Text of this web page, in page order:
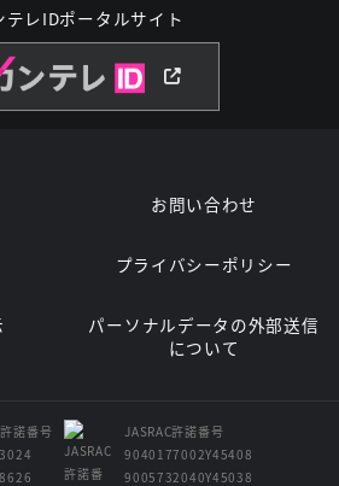
レIDポータルサイト
お問い合わせ
プライバシーポリシー
パーソナルデータの外部送信
について
諾番号
JASRAC許諾番号
9040177002Y45408
9005732040Y45038